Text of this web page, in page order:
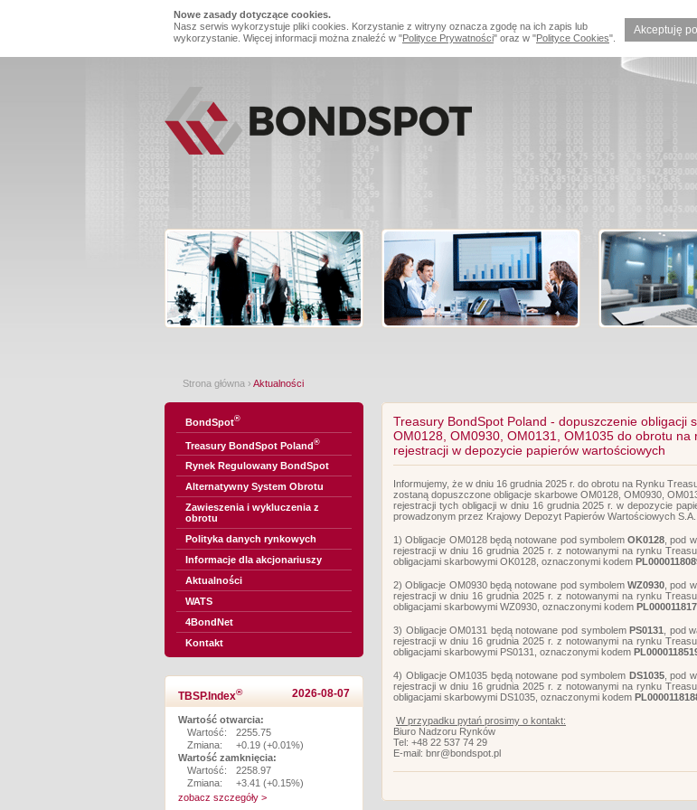
Akceptuję
Nowe zasady dotyczące cookies.
Nasz serwis wykorzystuje pliki cookies. Korzystanie z witryny oznacza zgodę na ich zapis lub
wykorzystanie. Więcej informacji można znaleźć w "Polityce Prywatności" oraz w "Polityce Cookies".
Strona główna › Aktualności
BondSpot®
Treasury BondSpot Poland®
Rynek Regulowany BondSpot
Alternatywny System Obrotu
Zawieszenia i wykluczenia z
obrotu
Polityka danych rynkowych
Informacje dla akcjonariuszy
Aktualności
WATS
4BondNet
Kontakt
TBSP.Index® 2026-08-07
Wartość otwarcia:
Wartość:
2255.75
Zmiana:
+0.19 (+0.01%)
Wartość zamknięcia:
Wartość:
2258.97
Zmiana:
+3.41 (+0.15%)
zobacz szczegóły >
Treasury BondSpot Poland - dopuszczenie obligacji
OM0128, OM0930, OM0131, OM1035 do obrotu na
rejestracji w depozycie papierów wartościowych
Informujemy, że w dniu 16 grudnia 2025 r. do obrotu na Rynku
zostaną dopuszczone obligacje skarbowe OM0128, OM0930,
rejestracji tych obligacji w dniu 16 grudnia 2025 r. w depozycie
prowadzonym przez Krajowy Depozyt Papierów Wartościowych S.A.:
1) Obligacje OM0128 będą notowane pod symbolemOK0128 , pod
rejestracji w dniu 16 grudnia 2025 r. z notowanymi na rynku
obligacjami skarbowymi OK0128, oznaczonymi kodem
2) Obligacje OM0930 będą notowane pod symbolemWZ0930 , pod
rejestracji w dniu 16 grudnia 2025 r. z notowanymi na rynku
obligacjami skarbowymi WZ0930, oznaczonymi kodem PL000011817
3) Obligacje OM0131 będą notowane pod symbolemPS0131
, pod
rejestracji w dniu 16 grudnia 2025 r. z notowanymi na rynku
obligacjami skarbowymi PS0131, oznaczonymi kodem
4) Obligacje OM1035 będą notowane pod symbolem DS1035, pod
rejestracji w dniu 16 grudnia 2025 r. z notowanymi na rynku
obligacjami skarbowymi DS1035, oznaczonymi kodem
W przypadku pytań prosimy o kontakt:
Biuro Nadzoru Rynków
Tel: +48 22 537 74 29
E-mail: bnr@bondspot.pl